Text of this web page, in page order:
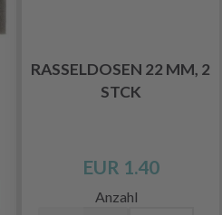
RASSELDOSEN 22 MM, 2
STCK
EUR 1.40
Anzahl